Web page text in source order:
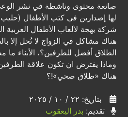
صانعة محتوى وناشطة في نشر
لها إصدارين في كتب الأطفال
شركة بهجة لألعاب الأطفال
هناك مشاكل في الزواج لا تُحل إلا
الطلاق أفضل للطرفين؟، الأبناء ما
وماذا يفترض ان تكون علاقة
هناك «طلاق صحي»!؟
بتاريخ: ٢٢ / ١٠ / ٢٠٢٥
تقديم: بدر اليعقوب